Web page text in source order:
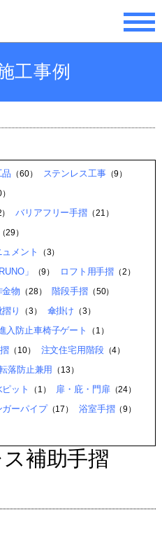
工事例
品 （60） ステンレス工事（9）
バリアフリー手摺（21）
（29）
ュメント （3）
」 （9） ロフト用手摺 （2）
金物 （28） 階段手摺（50）
り （3） 傘掛け （3）
入防止車椅子ゲート （1）
（10） 注文住宅用階段（4）
落防止兼用 （13）
ット （1） 扉・庇・門扉（24）
ーパイプ（17） 浴室手摺（9）
補助手摺